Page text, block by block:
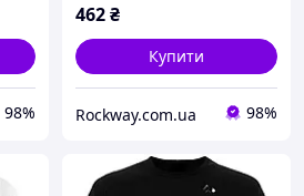
98%
462₴
Купити
Rockway.com.ua 98%